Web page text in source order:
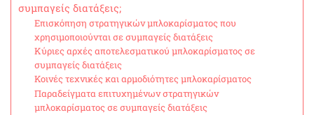
συμπαγείς διατάξεις;
Επισκόπηση στρατηγικών μπλοκαρίσματος που
χρησιμοποιούνται σε συμπαγείς διατάξεις
Κύριες αρχές αποτελεσματικού μπλοκαρίσματος σε
συμπαγείς διατάξεις
Κοινές τεχνικές και αρμοδιότητες μπλοκαρίσματος
Παραδείγματα επιτυχημένων στρατηγικών
μπλοκαρίσματος σε συμπαγείς διατάξεις